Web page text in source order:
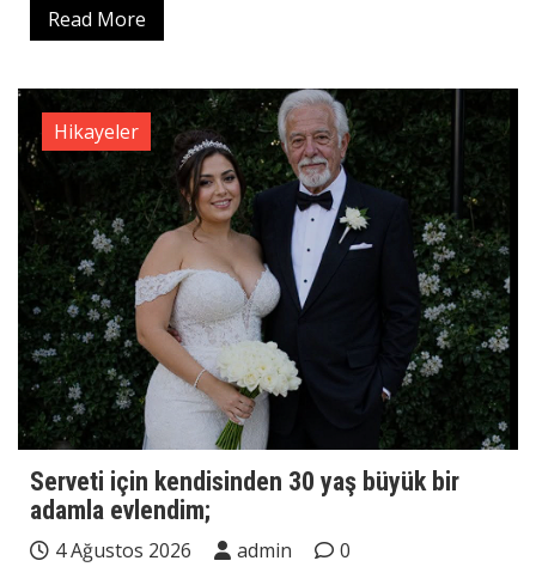
Read More
Hikayeler
Serveti için kendisinden 30 yaş büyük bir
adamla evlendim;
4 Ağustos 2026 admin
0